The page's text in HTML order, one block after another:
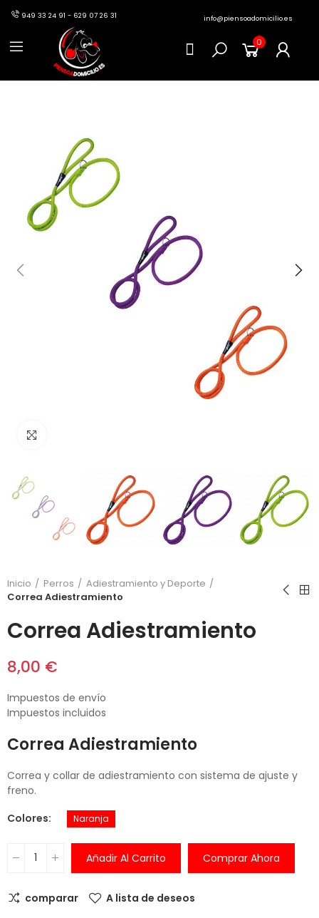
949 33 24 91 - 629 07 26 31 info@piensoadomicilio.es
0
Inicio Perros
Adiestramiento y Deporte
Correa Adiestramiento
Correa Adiestramiento
8,00 €
Impuestos de envío
Impuestos incluidos
Correa Adiestramiento
Correa y collar de adiestramiento con sistema de ajuste y
freno.
Colores
Naranja
Añadir Al Carrito Comprar Ahora
comparar A lista de deseos